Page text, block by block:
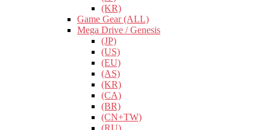
(KR)
Game Gear (ALL)
Mega Drive / Genesis
(JP)
(US)
(EU)
(AS)
(KR)
(CA)
(BR)
(CN+TW)